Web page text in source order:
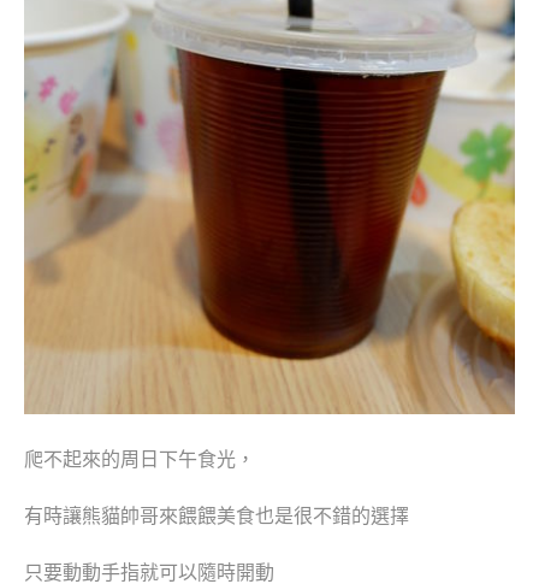
爬不起來的周日下午食光，
有時讓熊貓帥哥來餵餵美食也是很不錯的選擇
只要動動手指就可以隨時開動